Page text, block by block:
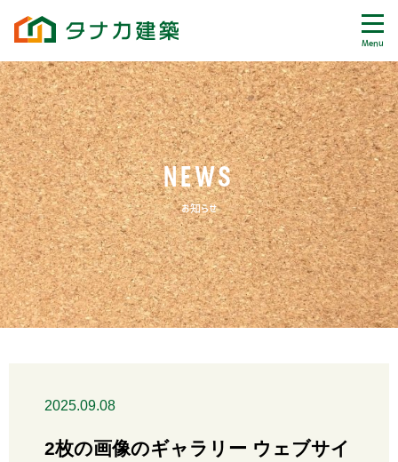
Menu
NEWS
お知らせ
2025.09.08
2枚の画像のギャラリー ウェブサイ